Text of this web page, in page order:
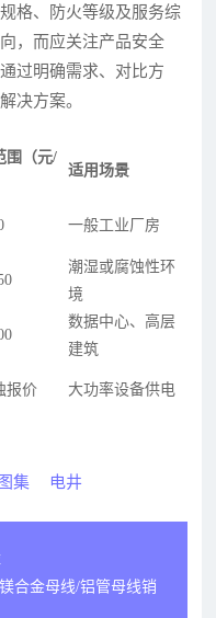
格、防火等级及服务综
，而应关注产品安全
过明确需求、对比方
决方案。
围（元/
适用场景
一般工业厂房
潮湿或腐蚀性环
境
数据中心、高层
建筑
报价 大功率设备供电
图集 电井
合金母线/铝管母线销